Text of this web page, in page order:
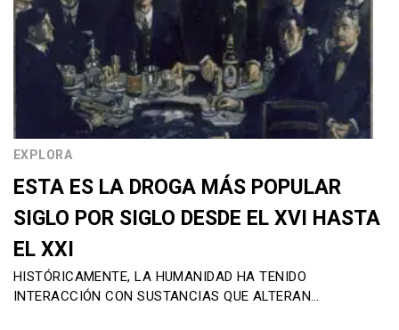
EXPLORA
ESTA ES LA DROGA MÁS POPULAR
SIGLO POR SIGLO DESDE EL XVI HASTA
EL XXI
HISTÓRICAMENTE, LA HUMANIDAD HA TENIDO
INTERACCIÓN CON SUSTANCIAS QUE ALTERAN…